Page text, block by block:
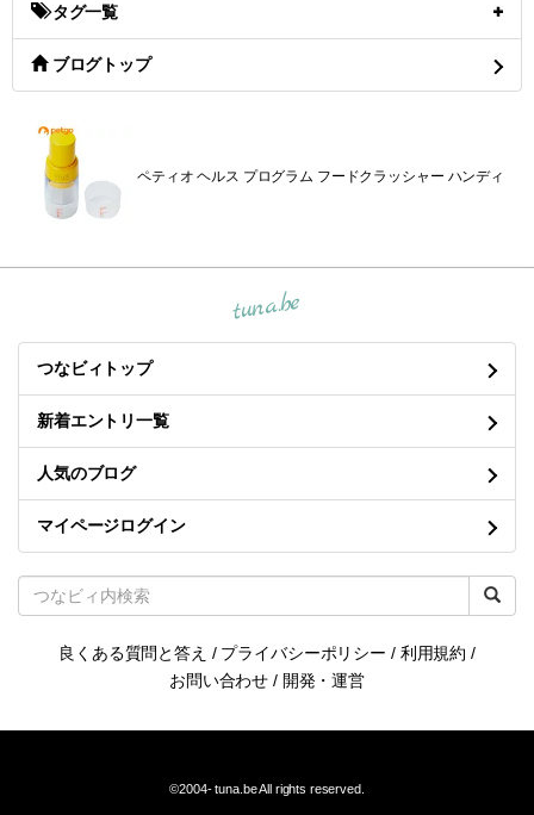
タグ一覧
ブログトップ
ペティオ ヘルス プログラム フードクラッシャー ハンディ
tuna.be
つなビィトップ
新着エントリ一覧
人気のブログ
マイページログイン
良くある質問と答え / プライバシーポリシー / 利用規約 /
お問い合わせ / 開発・運営
©2004-tuna.beAll rights reserved.